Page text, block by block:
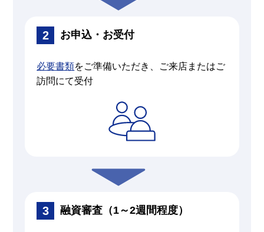
お申込・お受付
必要書類をご準備いただき、ご来店またはご
訪問にて受付
融資審査（1～2週間程度）